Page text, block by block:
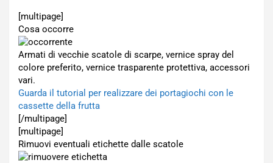
[multipage]
Cosa occorre
Armati di vecchie scatole di scarpe, vernice spray del
colore preferito, vernice trasparente protettiva, accessori
vari.
Guarda il tutorial per realizzare dei portagiochi con le
cassette della frutta
[/multipage]
[multipage]
Rimuovi eventuali etichette dalle scatole